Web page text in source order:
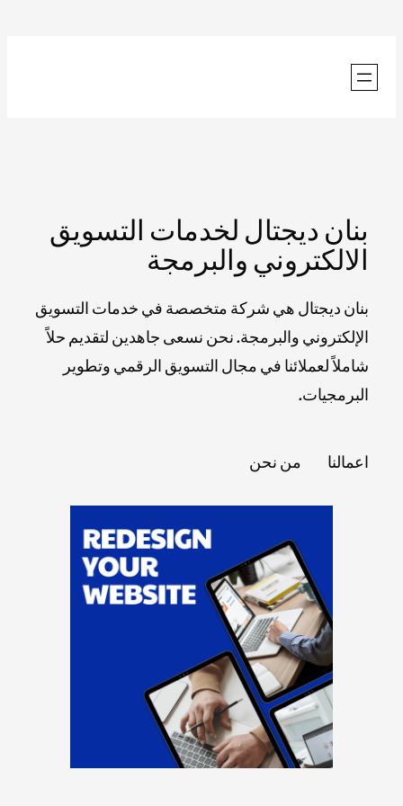
المحتوى
بنان ديجتال لخدمات التسويق
الالكتروني والبرمجة
بنان ديجتال هي شركة متخصصة في خدمات التسويق
الإلكتروني والبرمجة. نحن نسعى جاهدين لتقديم حلاً
شاملاً لعملائنا في مجال التسويق الرقمي وتطوير
البرمجيات.
اعمالنا من نحن